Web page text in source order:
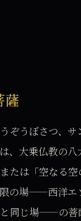
薩
ぞうぼさつ、サ
、大乗仏教の
たは「空なる
の場——西洋エ
同じ場——の菩